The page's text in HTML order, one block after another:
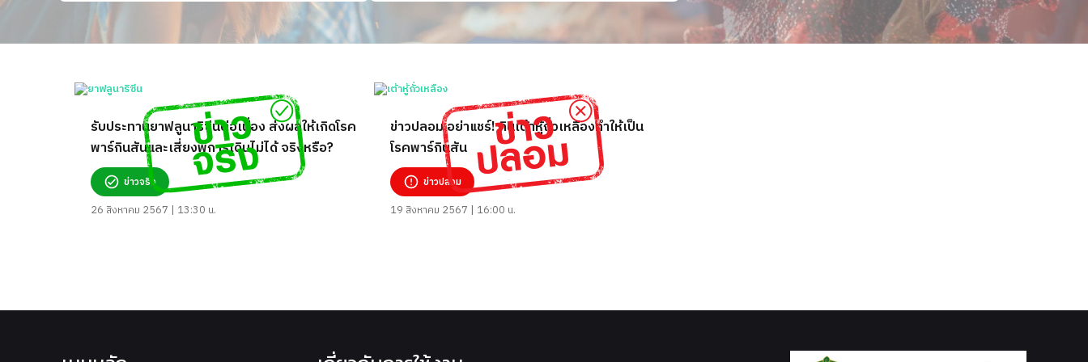
รับประทานยาฟลูนาริซีนต่อเนื่อง ส่งผลให้เกิดโรค
พาร์กินสันและเสี่ยงพิการเดินไม่ได้ จริงหรือ?
ข่าวจริง
26 สิงหาคม 2567 | 13:30 น.
ข่าวปลอม อย่าแชร์! กินเต้าหู้ถั่วเหลืองทำให้เป็น
โรคพาร์กินสัน
ข่าวปลอม
19 สิงหาคม 2567 | 16:00 น.